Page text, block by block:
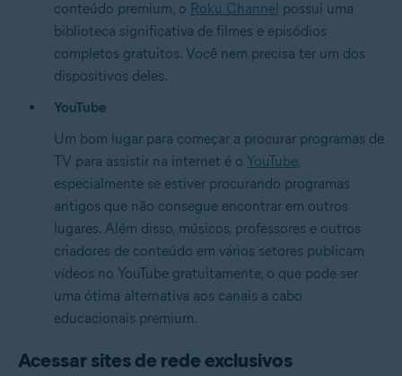
conteúdo premium, o Roku Channel possui uma
biblioteca significativa de filmes e episódios
completos gratuitos. Você nem precisa ter um dos
dispositivos deles.
YouTube
Um bom lugar para começar a procurar programas de
TV para assistir na internet é o YouTube,
especialmente se estiver procurando programas
antigos que não consegue encontrar em outros
lugares. Além disso, músicos, professores e outros
criadores de conteúdo em vários setores publicam
vídeos no YouTube gratuitamente, o que pode ser
uma ótima alternativa aos canais a cabo
educacionais premium.
Acessar sites de rede exclusivos